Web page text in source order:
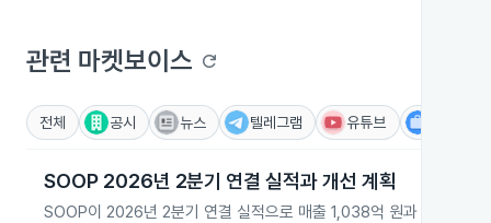
관련 마켓보이스 refresh
전체 공시 뉴스 텔레그램 유튜브
SOOP 2026년 2분기 연결 실적과 개선 계획
SOOP이 2026년 2분기 연결 실적으로 매출 1,038억 원과 영업이익